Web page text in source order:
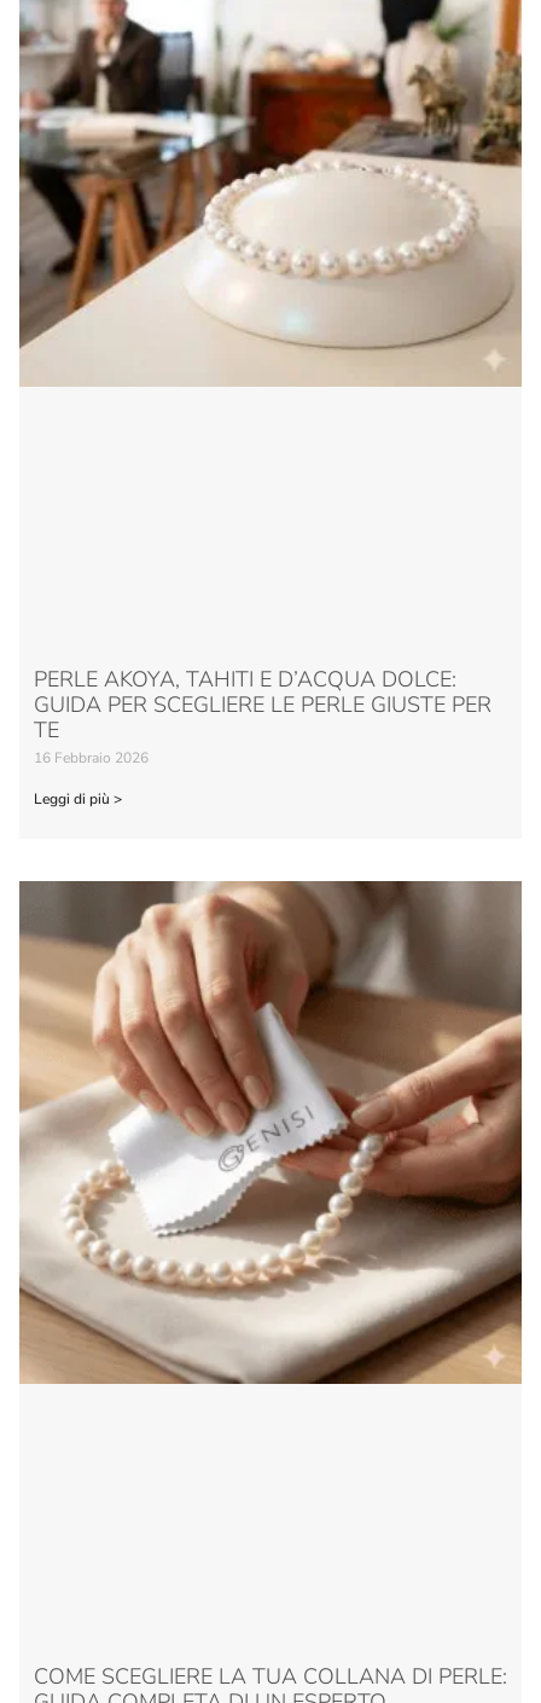
PERLE AKOYA, TAHITI E D’ACQUA DOLCE:
GUIDA PER SCEGLIERE LE PERLE GIUSTE PER
TE
16 Febbraio 2026
Leggi di più >
COME SCEGLIERE LA TUA COLLANA DI PERLE: